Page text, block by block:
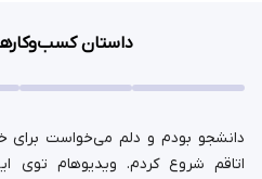
داستان
دانشجو بودم و دلم می‌خواست برای
اتاقم شروع کردم. ویدیوهام توی